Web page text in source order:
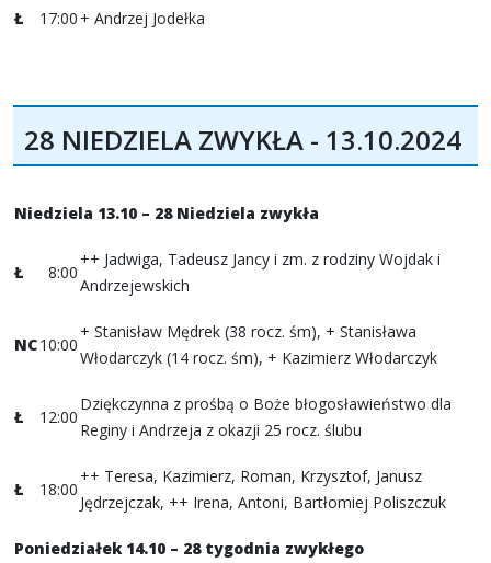
Ł 17:00 + Andrzej Jodełka
28 NIEDZIELA ZWYKŁA - 13.10.2024
Niedziela 13.10 – 28 Niedziela zwykła
Ł 8:00
++ Jadwiga, Tadeusz Jancy i zm. z rodziny Wojdak i
Andrzejewskich
NC10:00
+ Stanisław Mędrek (38 rocz. śm), + Stanisława
Włodarczyk (14 rocz. śm), + Kazimierz Włodarczyk
Ł 12:00
Dziękczynna z prośbą o Boże błogosławieństwo dla
Reginy i Andrzeja z okazji 25 rocz. ślubu
Ł 18:00
++ Teresa, Kazimierz, Roman, Krzysztof, Janusz
Jędrzejczak, ++ Irena, Antoni, Bartłomiej Poliszczuk
Poniedziałek 14.10 – 28 tygodnia zwykłego